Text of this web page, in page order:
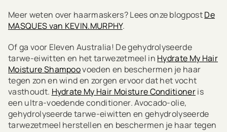
Meer weten over haarmaskers? Lees onze blogpostDe
MASQUES van KEVIN.MURPHY.
Of ga voor Eleven Australia! De gehydrolyseerde
tarwe-eiwitten en het tarwezetmeel in Hydrate My Hair
Moisture Shampoovoeden en beschermen je haar
tegen zon en wind en zorgen ervoor dat het vocht
vasthoudt. Hydrate My Hair Moisture Conditioneris
een ultra-voedende conditioner. Avocado-olie,
gehydrolyseerde tarwe-eiwitten en gehydrolyseerde
tarwezetmeel herstellen en beschermen je haar tegen